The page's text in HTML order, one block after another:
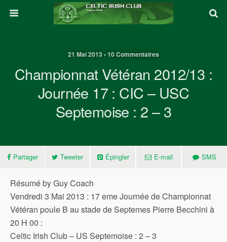
21 Mai 2013 • 10 Commentaires
Championnat Vétéran 2012/13 :
Journée 17 : CIC – USC
Septemoise : 2 – 3
Partager Tweeter Épingler E-mail SMS
Résumé by Guy Coach
Vendredi 3 Mai 2013 : 17 eme Journée de Championnat
Vétéran poule B au stade de Septemes Pierre Becchini à
20 H 00 :
Celtic Irish Club – US Septemoise : 2 – 3